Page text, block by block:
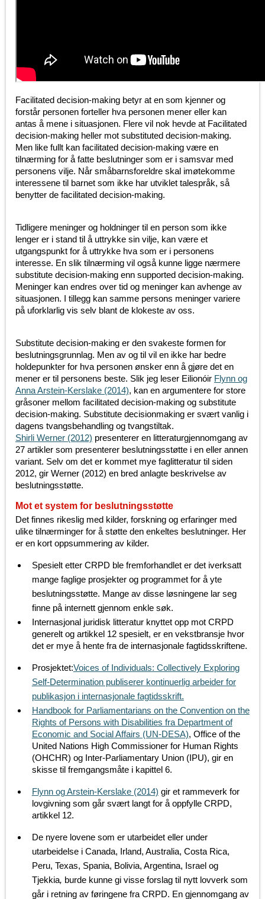
Facilitated decision-making betyr at en som kjenner og
forstår personen forteller hva personen mener eller kan
antas å mene i situasjonen. Flere vil nok hevde at Facilitated
decision-making heller mot substituted decision-making.
Men like fullt kan facilitated decision-making være en
tilnærming for å fatte beslutninger som er i samsvar med
personens vilje. Når småbarnsforeldre skal imøtekomme
interessene til barnet som ikke har utviklet talespråk, så
benytter de facilitated decision-making.
Tidligere meninger og holdninger til en person som ikke
lenger er i stand til å uttrykke sin vilje, kan være et
utgangspunkt for å uttrykke hva som er i personens
interesse. En slik tilnærming vil også kunne ligge nærmere
substitute decision-making enn supported decision-making.
Meninger kan endres over tid og meninger kan avhenge av
situasjonen. I tillegg kan samme persons meninger variere
på uforklarlig vis selv blant de klokeste av oss.
Substitute decision-making er den svakeste formen for
beslutningsgrunnlag. Men av og til vil en ikke har bedre
holdepunkter for hva personen ønsker enn å gjøre det en
mener er til personens beste. Slik jeg leser Eilionóir Flynn og
Anna Arstein-Kerslake (2014), kan en argumentere for store
gråsoner mellom facilitated decision-making og substitute
decision-making. Substitute decisionmaking er svært vanlig i
dagens tvangsbehandling og tvangstiltak.
Shirli Werner (2012) presenterer en litteraturgjennomgang av
27 artikler som presenterer beslutningsstøtte i en eller annen
variant. Selv om det er kommet mye faglitteratur til siden
2012, gir Werner (2012) en bred anlagte beskrivelse av
beslutningsstøtte.
Mot et system for beslutningsstøtte
Det finnes rikeslig med kilder, forskning og erfaringer med
ulike tilnærminger for å støtte den enkeltes beslutninger. Her
er en kort oppsummering av kilder.
Spesielt etter CRPD ble fremforhandlet er det iverksatt
mange faglige prosjekter og programmet for å yte
beslutningsstøtte. Mange av disse løsningene lar seg
finne på internett gjennom enkle søk.
Internasjonal juridisk litteratur knyttet opp mot CRPD
generelt og artikkel 12 spesielt, er en vekstbransje hvor
det er mye å hente fra de internasjonale fagtidsskriftene.
Prosjektet:Voices of Individuals: Collectively Exploring
Self-Determination publiserer kontinuerlig arbeider for
publikasjon i internasjonale fagtidsskrift.
Handbook for Parliamentarians on the Convention on the
Rights of Persons with Disabilities fra Department of
Economic and Social Affairs (UN-DESA), Office of the
United Nations High Commissioner for Human Rights
(OHCHR) og Inter-Parliamentary Union (IPU), gir en
skisse til fremgangsmåte i kapittel 6.
Flynn og Arstein-Kerslake (2014) gir et rammeverk for
lovgivning som går svært langt for å oppfylle CRPD,
artikkel 12.
De nyere lovene som er utarbeidet eller under
utarbeidelse i Canada, Irland, Australia, Costa Rica,
Peru, Texas, Spania, Bolivia, Argentina, Israel og
Tjekkia, burde kunne gi visse forslag til nytt lovverk som
går i retning av føringene fra CRPD. En gjennomgang av